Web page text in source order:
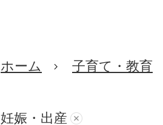
ホーム 子育て・教育
妊娠・出産